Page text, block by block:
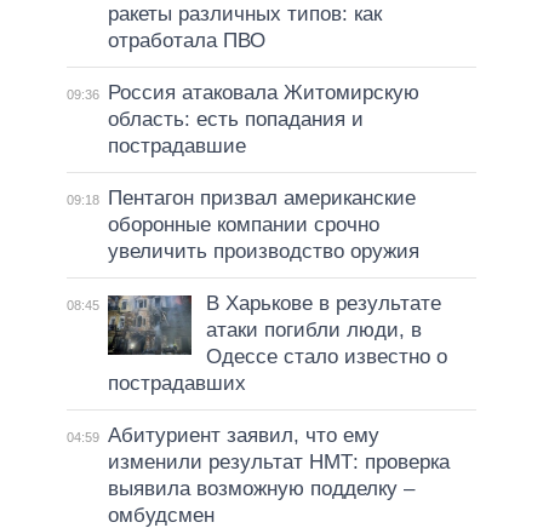
ракеты различных типов: как
отработала ПВО
09:36
Россия атаковала Житомирскую
область: есть попадания и
пострадавшие
09:18
Пентагон призвал американские
оборонные компании срочно
увеличить производство оружия
08:45
В Харькове в результате
атаки погибли люди, в
Одессе стало известно о
пострадавших
04:59 Абитуриент заявил, что ему
изменили результат НМТ: проверка
выявила возможную подделку –
омбудсмен